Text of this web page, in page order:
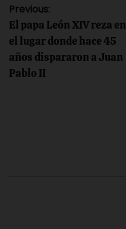
Navegación
de
entradas
Previous:
El papa León XIV reza en
el lugar donde hace 45
años dispararon a Juan
Pablo II